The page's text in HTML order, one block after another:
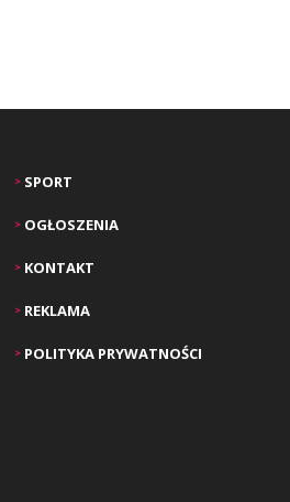
> SPORT
> OGŁOSZENIA
> KONTAKT
> REKLAMA
> POLITYKA PRYWATNOŚCI